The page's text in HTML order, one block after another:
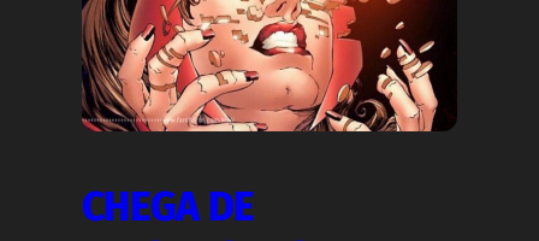
CHEGA DE